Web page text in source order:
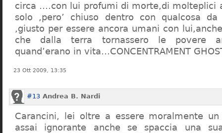
circa ….con lui profumi di morte,di molteplici
solo ,pero’ chiuso dentro con qualcosa
,giusto per essere ancora umani con
che dalla terra tornassero le povere
quand’erano in vita…CONCENTRAMENT
23 Ott 2009, 13:35
#13 Andrea B. Nardi
Carancini, lei oltre a essere moralmente
assai ignorante anche se spaccia una